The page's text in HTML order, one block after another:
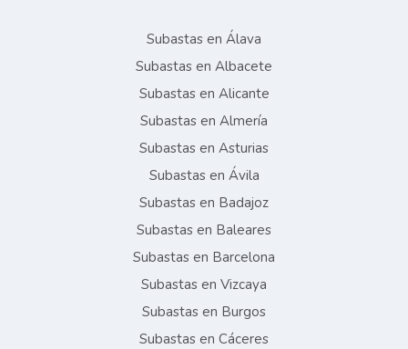
Subastas en Álava
Subastas en Albacete
Subastas en Alicante
Subastas en Almería
Subastas en Asturias
Subastas en Ávila
Subastas en Badajoz
Subastas en Baleares
Subastas en Barcelona
Subastas en Vizcaya
Subastas en Burgos
Subastas en Cáceres